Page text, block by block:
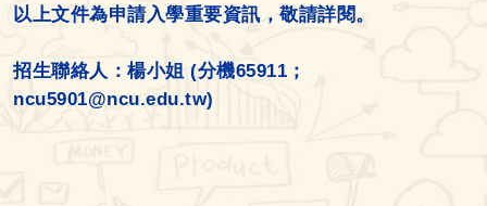
以上文件為申請入學重要資訊，敬請詳閱。
招生聯絡人：楊小姐 (分機65911；
ncu5901@ncu.edu.tw)